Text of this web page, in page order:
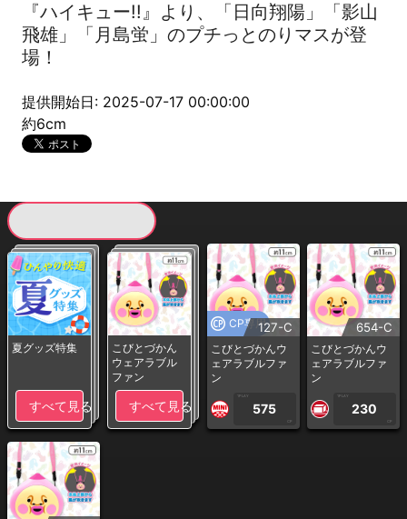
『ハイキュー!!』より、「日向翔陽」「影山
飛雄」「月島蛍」のプチっとのりマスが登
場！
提供開始日: 2025-07-17 00:00:00
約6cm
夏グッズ特集
すべて見る
こびとづかん
ウェアラブル
ファン
すべて見る
CP専用127-C
こびとづかんウ
ェアラブルファ
ン
1PLAY
575
CP
654-C
こびとづかんウ
ェアラブルファ
ン
1PLAY
230
CP